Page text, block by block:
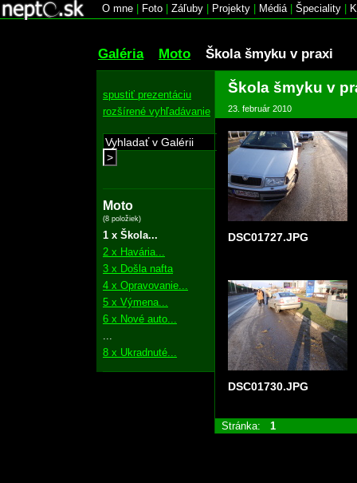
O mne Foto Záľuby Projekty Médiá| Špeciality
Galéria Moto Škola šmyku v praxi
spustiť prezentáciu
rozšírené vyhľadávanie
>
Moto
(8 položiek)
1 x Škola...
2 x Havária...
3 x Došla nafta
4 x Opravovanie...
5 x Výmena...
6 x Nové auto...
8 x Ukradnuté...
Škola šmyku v
23. február 2010
DSC01727.JPG
DSC01730.JPG
Stránka: 1